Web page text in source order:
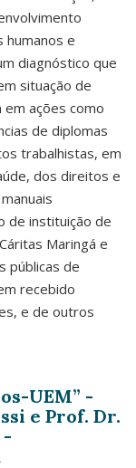
humanos e
diagnóstico que
situação de
ações como
de diplomas
trabalhistas, em
dos direitos e
de instituição de
Maringá e
públicas de
recebido
e de outros
UEM” -
e Prof. Dr.
-